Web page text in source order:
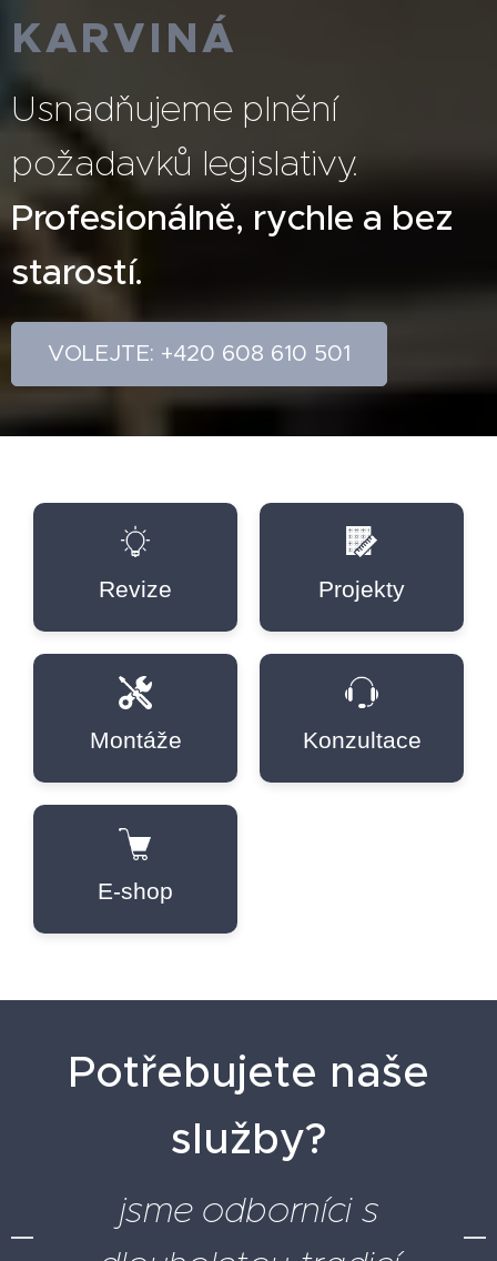
KARVINÁ
Usnadňujeme plnění
požadavků legislativy.
Profesionálně, rychle a bez
starostí.
VOLEJTE: +420 608 610 501
Revize Projekty
Montáže Konzultace
E-shop
Potřebujete naše
služby?
jsme odborníci s